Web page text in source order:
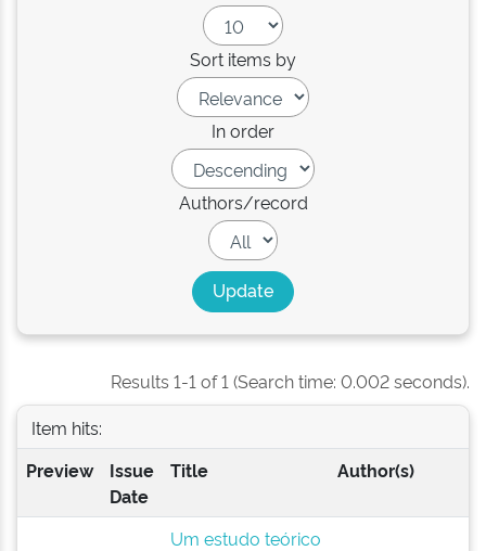
Sort items by
In order
Authors/record
Results 1-1 of 1 (Search time: 0.002 seconds).
Item hits:
Preview
Issue
Date
Title Author(s)
Um estudo teórico